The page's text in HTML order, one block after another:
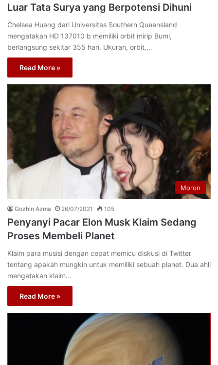
Luar Tata Surya yang Berpotensi Dihuni
Chelsea Huang dari Universitas Southern Queensland
mengatakan HD 137010 b memiliki orbit mirip Bumi,
berlangsung sekitar 355 hari. Ukuran, orbit,…
Read More »
Moron
Gozhin Azma 26/07/2021 105
Penyanyi Pacar Elon Musk Klaim Sedang
Proses Membeli Planet
Klaim para musisi dengan cepat memicu diskusi di Twitter
tentang apakah mungkin untuk memiliki sebuah planet. Dua ahli
mengatakan klaim…
Read More »